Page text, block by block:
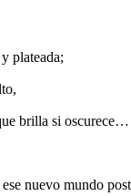
plateada;
brilla si oscurece…
nuevo mundo